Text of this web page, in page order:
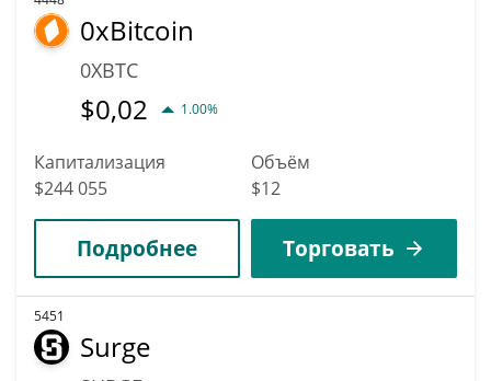
0xBitcoin
0XBTC
$0,02 1.00%
Капитализация
$244 055
Объём
$12
Подробнее Торговать
5451
Surge